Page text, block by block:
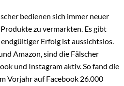
bedienen sich immer neuer
zu vermarkten. Es gibt
Erfolg ist aussichtslos.
Amazon, sind die Fälscher
und Instagram aktiv. So fand die
Vorjahr auf Facebook 26.000